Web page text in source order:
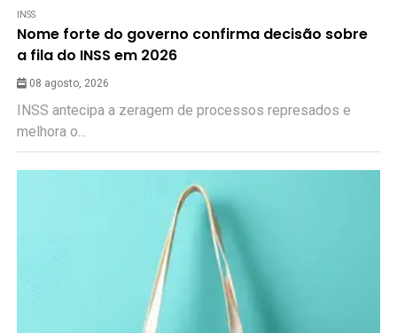
INSS
Nome forte do governo confirma decisão sobre
a fila do INSS em 2026
08 agosto, 2026
INSS antecipa a zeragem de processos represados e
melhora o...